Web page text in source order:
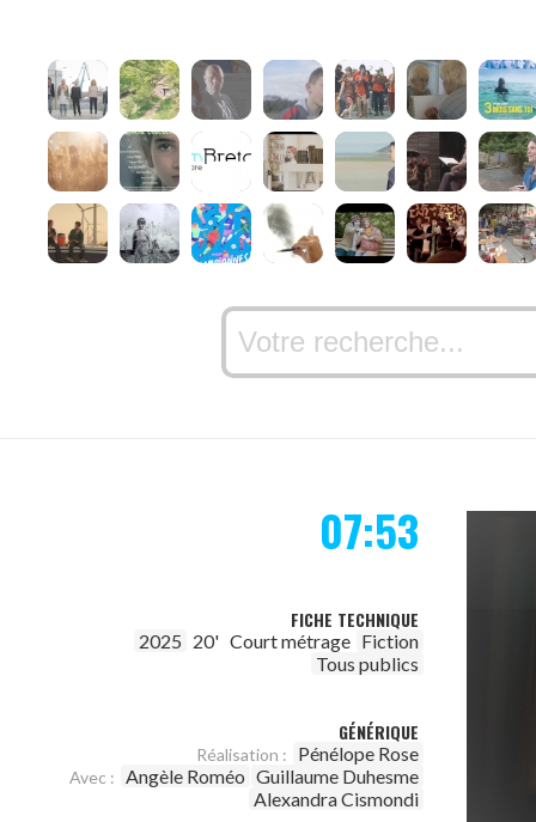
07:53
FICHE TECHNIQUE
2025 20' Court métrage Fiction
Tous publics
GÉNÉRIQUE
Réalisation : Pénélope Rose
Avec : Angèle Roméo Guillaume Duhesme
Alexandra Cismondi